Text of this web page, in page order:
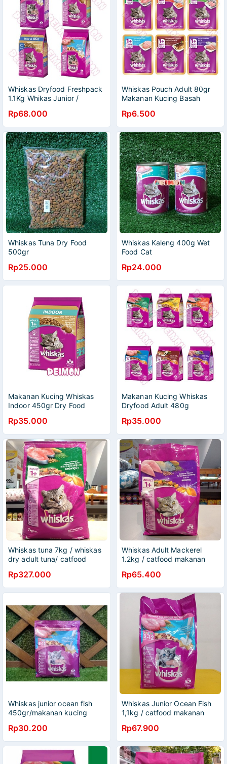
Whiskas Dryfood Freshpack
1.1Kg Whikas Junior /
Skin & Coat / Whiskas
Makanan Kucing
Rp68.000
Whiskas Pouch Adult 80gr
Makanan Kucing Basah
Rp6.500
Whiskas Tuna Dry Food
500gr
Rp25.000
Whiskas Kaleng 400g Wet
Food Cat
Rp24.000
Makanan Kucing Whiskas
Indoor 450gr Dry Food
Rp35.000
Makanan Kucing Whiskas
Dryfood Adult 480g
Rp35.000
Whiskas tuna 7kg / whiskas
dry adult tuna/ catfood
Rp327.000
Whiskas Adult Mackerel
1.2kg / catfood makanan
Rp65.400
Whiskas junior ocean fish
450gr/makanan kucing
Rp30.200
Whiskas Junior Ocean Fish
1,1kg / catfood makanan
Rp67.900